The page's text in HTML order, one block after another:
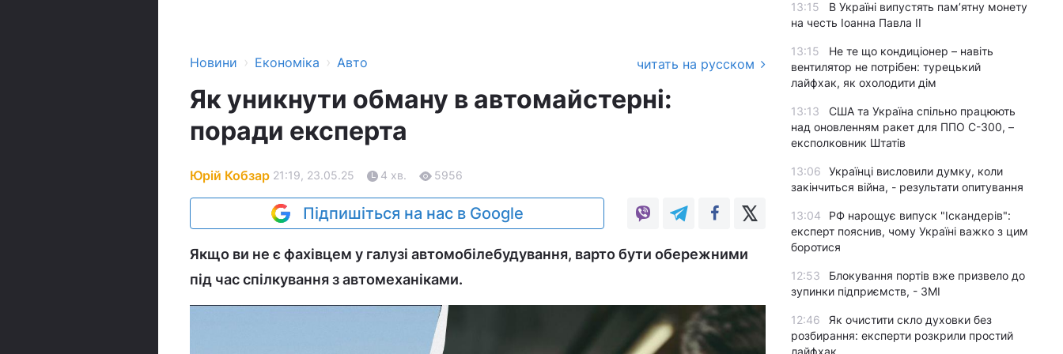
Новини › Економіка › Авто читать на русском
Як уникнути обману в автомайстерні:
поради експерта
Юрій Кобзар 21:19, 23.05.25 4 хв. 5956
Підпишіться на нас в Google
Якщо ви не є фахівцем у галузі автомобілебудування, варто бути обережними
під час спілкування з автомеханіками.
13:15
В Україні випустять пам’ятну монету
на честь Іоанна Павла II
13:15
Не те що кондиціонер – навіть
вентилятор не потрібен: турецький
лайфхак, як охолодити дім
13:13
США та Україна спільно працюють
над оновленням ракет для ППО С-300, –
експолковник Штатів
13:06
Українці висловили думку, коли
закінчиться війна, - результати опитування
13:04
РФ нарощує випуск "Іскандерів":
експерт пояснив, чому Україні важко з цим
боротися
12:53
Блокування портів вже призвело до
зупинки підприємств, - ЗМІ
12:46
Як очистити скло духовки без
розбирання: експерти розкрили простий
лайфхак